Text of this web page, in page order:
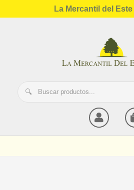
La Mercantil del Este